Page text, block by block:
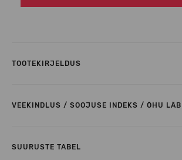
TOOTEKIRJELDUS
VEEKINDLUS / SOOJUSE INDEKS / ÕHU
SUURUSTE TABEL